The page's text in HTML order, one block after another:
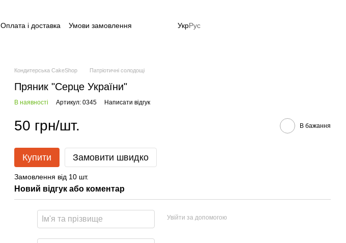
Оплата і доставка
Умови замовлення
УкрРус
Кондитерська CakeShop Патріотичні солодощі
Пряник "Серце України"
В наявності Артикул: 0345 Написати відгук
50 грн/шт. В бажання
Купити Замовити швидко
Замовлення від 10 шт.
Новий відгук або коментар
Увійти за допомогою